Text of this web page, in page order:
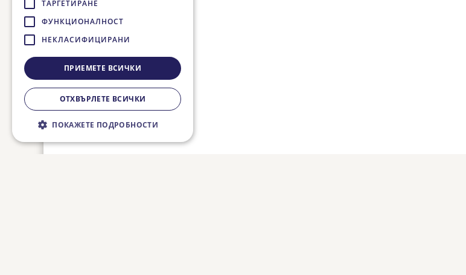
ТАРГЕТИРАНЕ
ФУНКЦИОНАЛНОСТ
НЕКЛАСИФИЦИРАНИ
ПРИЕМЕТЕ ВСИЧКИ
ОТХВЪРЛЕТЕ ВСИЧКИ
ПОКАЖЕТЕ ПОДРОБНОСТИ